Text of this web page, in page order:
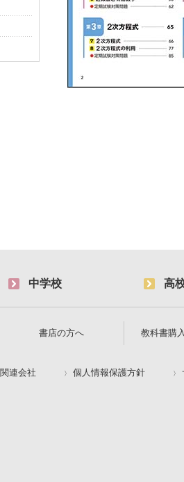
中学校 高
書店の方へ 教科書購
関連会社 個人情報保護方針